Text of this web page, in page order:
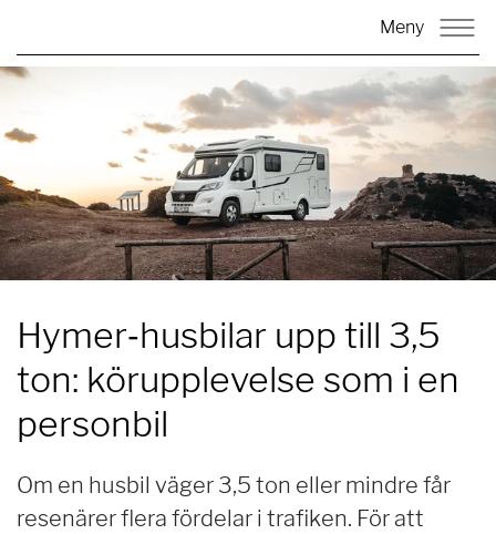
Meny
Hymer‑husbilar upp till 3,5
ton: körupplevelse som i en
personbil
Om en husbil väger 3,5 ton eller mindre får
resenärer flera fördelar i trafiken. För att